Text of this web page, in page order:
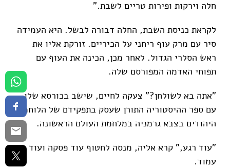
חלה וירקות ופירות טריים לשבת.”
לקראת כניסת השבת, החלה דבורה לבשל. היא העמידה
סיר עם מרק עוף ריחני על הכיריים. זורקת אליו את
ראש הסלרי הגדול. לאחר מכן, הכינה את העוף עם
תפוחי האדמה המפורסם שלה.
"אתה בא לשולחן?” צעקה לחיים, שישב בכורסא שלו
עם ספר ההיסטוריה התורן שעסק בתפקידם של הלוחמים
היהודים בצבא גרמניה במלחמת העולם הראשונה.
"עוד רגע,” קרא אליה, מנסה לחטוף עוד פסקה ועוד
עמוד.